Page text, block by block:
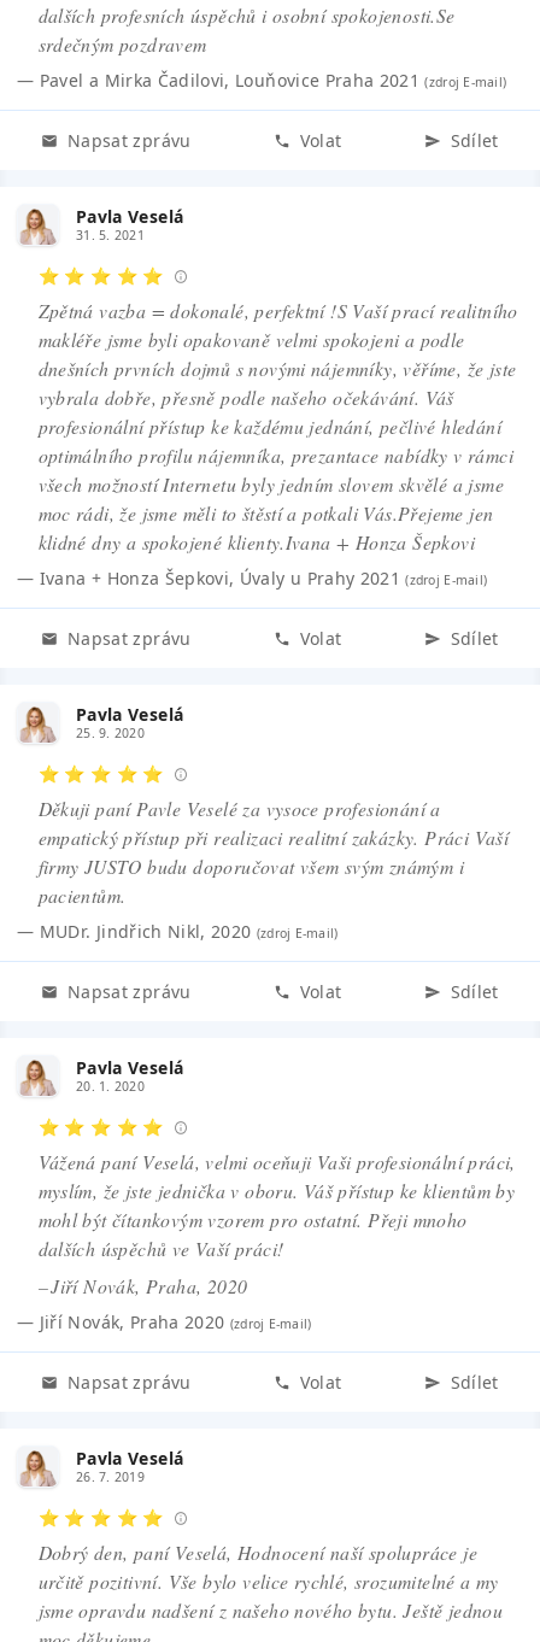
dalších profesních úspěchů i osobníspokojenosti.Se
srdečným pozdravem
— Pavel a Mirka Čadilovi, Louňovice Praha 2021(zdroj E-mail)
Napsat zprávu Volat Sdílet
Pavla Veselá
31. 5. 2021
⭐ ⭐ ⭐ ⭐ ⭐
Zpětná vazba = dokonalé, perfektní !S Vaší prací realitního
makléře jsme byli opakovaně velmi spokojeni a podle
dnešních prvních dojmů s novými nájemníky, věříme, že jste
vybrala dobře, přesně podle našeho očekávání. Váš
profesionální přístup ke každému jednání, pečlivé hledání
optimálního profilu nájemníka, prezantace nabídky v rámci
všech možností Internetu byly jedním slovem skvělé a jsme
moc rádi, že jsme měli to štěstí a potkali Vás.Přejeme jen
klidné dny a spokojené klienty.Ivana + Honza Šepkovi
— Ivana + Honza Šepkovi, Úvaly u Prahy 2021(zdroj E-mail)
Napsat zprávu Volat Sdílet
Pavla Veselá
25. 9. 2020
⭐ ⭐ ⭐ ⭐ ⭐
Děkuji paní Pavle Veselé za vysoce profesionání a
empatický přístup při realizaci realitní zakázky. Práci Vaší
firmy JUSTO budu doporučovat všem svým známým i
pacientům.
— MUDr. Jindřich Nikl,2020 (zdroj E-mail)
Napsat zprávu Volat Sdílet
Pavla Veselá
20. 1. 2020
⭐ ⭐ ⭐ ⭐ ⭐
Vážená paní Veselá, velmi oceňuji Vaši profesionální práci,
myslím, že jste jednička v oboru. Váš přístup ke klientům by
mohl být čítankovým vzorem pro ostatní. Přeji mnoho
dalších úspěchů ve Vaší práci!
– Jiří Novák, Praha, 2020
— Jiří Novák, Praha 2020 (zdroj E-mail)
Napsat zprávu Volat Sdílet
Pavla Veselá
26. 7. 2019
⭐ ⭐ ⭐ ⭐ ⭐
Dobrý den, paní Veselá, Hodnocení naší spolupráce je
určitě pozitivní. Vše bylo velice rychlé, srozumitelné a my
jsme opravdu nadšení z našeho nového bytu. Ještě jednou